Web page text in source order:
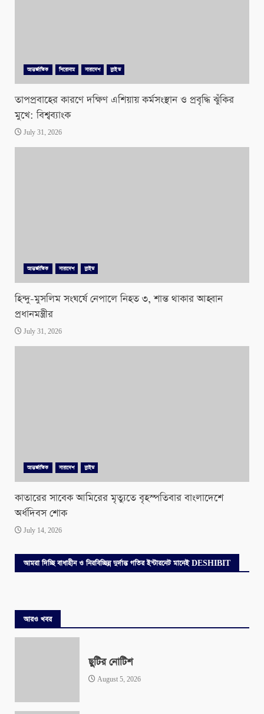
আন্তর্জাতিক শিরোনাম সারাদেশ স্লাইড
তাপপ্রবাহের কারণে দক্ষিণ এশিয়ায় কর্মসংস্থান ও প্রবৃদ্ধি ঝুঁকির
মুখে: বিশ্বব্যাংক
July 31, 2026
আন্তর্জাতিক সারাদেশ স্লাইড
হিন্দু-মুসলিম সংঘর্ষে নেপালে নিহত ৩, শান্ত থাকার আহ্বান
প্রধানমন্ত্রীর
July 31, 2026
আন্তর্জাতিক সারাদেশ স্লাইড
কাতারের সাবেক আমিরের মৃত্যুতে বৃহস্পতিবার বাংলাদেশে
অর্ধদিবস শোক
July 14, 2026
আমরা দিচ্ছি বাধাহীন ও নিরবিচ্ছিন্ন দুর্দান্ত গতির ইন্টারনেট মানেই DESHIBIT
আরও খবর
ছুটির নোটিশ
August 5, 2026